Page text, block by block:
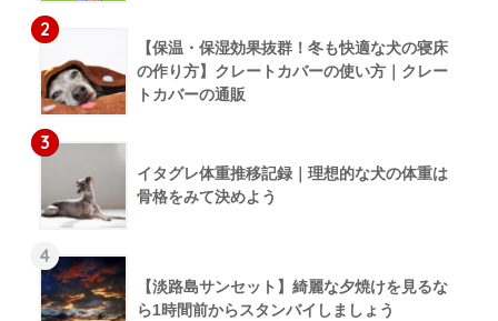
2
【保温・保湿効果抜群！冬も快適な犬の寝床
の作り方】クレートカバーの使い方｜クレー
トカバーの通販
3
イタグレ体重推移記録｜理想的な犬の体重は
骨格をみて決めよう
4
【淡路島サンセット】綺麗な夕焼けを見るな
ら1時間前からスタンバイしましょう